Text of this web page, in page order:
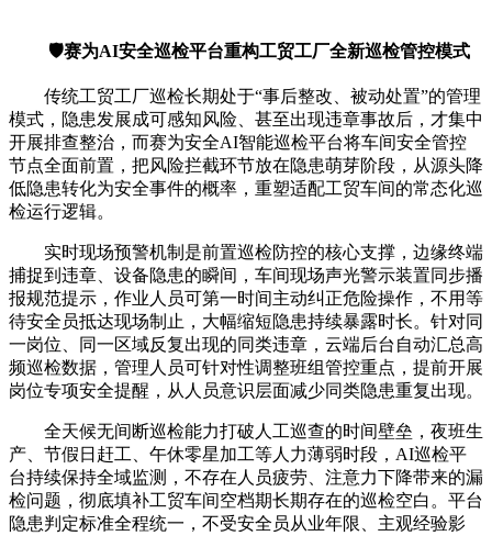
🛡️赛为AI安全巡检平台重构工贸工厂全新巡检管控模式
传统工贸工厂巡检长期处于“事后整改、被动处置”的管理
模式，隐患发展成可感知风险、甚至出现违章事故后，才集中
开展排查整治，而赛为安全AI智能巡检平台将车间安全管控
节点全面前置，把风险拦截环节放在隐患萌芽阶段，从源头降
低隐患转化为安全事件的概率，重塑适配工贸车间的常态化巡
检运行逻辑。
实时现场预警机制是前置巡检防控的核心支撑，边缘终端
捕捉到违章、设备隐患的瞬间，车间现场声光警示装置同步播
报规范提示，作业人员可第一时间主动纠正危险操作，不用等
待安全员抵达现场制止，大幅缩短隐患持续暴露时长。针对同
一岗位、同一区域反复出现的同类违章，云端后台自动汇总高
频巡检数据，管理人员可针对性调整班组管控重点，提前开展
岗位专项安全提醒，从人员意识层面减少同类隐患重复出现。
全天候无间断巡检能力打破人工巡查的时间壁垒，夜班生
产、节假日赶工、午休零星加工等人力薄弱时段，AI巡检平
台持续保持全域监测，不存在人员疲劳、注意力下降带来的漏
检问题，彻底填补工贸车间空档期长期存在的巡检空白。平台
隐患判定标准全程统一，不受安全员从业年限、主观经验影